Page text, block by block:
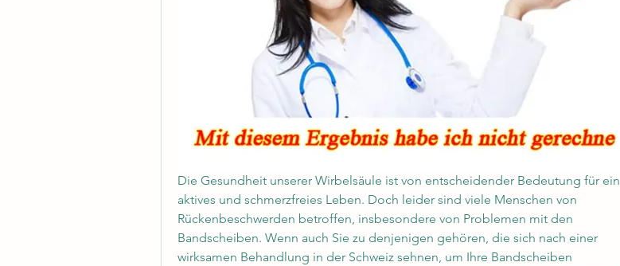
Die Gesundheit unserer Wirbelsäule ist von entscheidender Bedeutung für ein
aktives und schmerzfreies Leben. Doch leider sind viele Menschen von
Rückenbeschwerden betroffen, insbesondere von Problemen mit den
Bandscheiben. Wenn auch Sie zu denjenigen gehören, die sich nach einer
wirksamen Behandlung in der Schweiz sehnen, um Ihre Bandscheiben